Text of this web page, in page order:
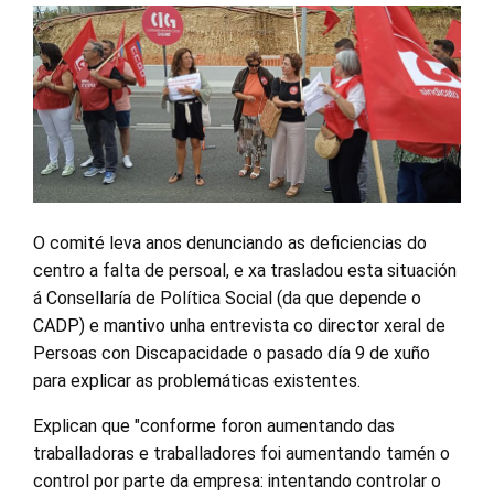
O comité leva anos denunciando as deficiencias do
centro a falta de persoal, e xa trasladou esta situación
á Consellaría de Política Social (da que depende o
CADP) e mantivo unha entrevista co director xeral de
Persoas con Discapacidade o pasado día 9 de xuño
para explicar as problemáticas existentes.
Explican que "conforme foron aumentando das
traballadoras e traballadores foi aumentando tamén o
control por parte da empresa: intentando controlar o